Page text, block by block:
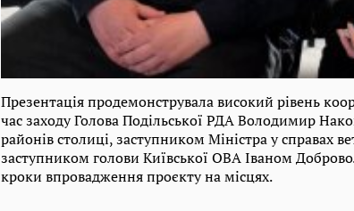
Презентація продемонструвала високий рівень
час заходу Голова Подільської РДА Володимир
районів столиці, заступником Міністра у справах
заступником голови Київської ОВА Іваном
кроки впровадження проєкту на місцях.